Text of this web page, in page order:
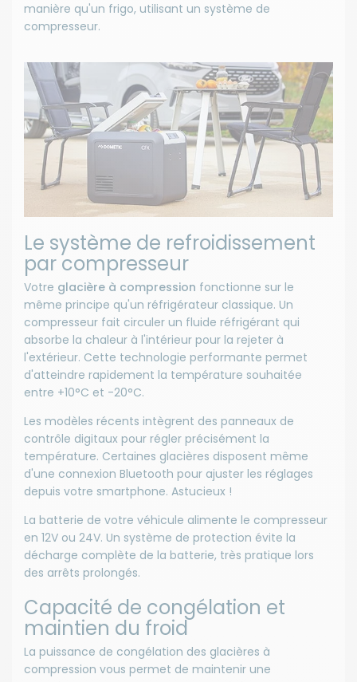
manière qu'un frigo, utilisant un système de
compresseur.
Le système de refroidissement
par compresseur
Votre glacière à compression fonctionne sur le
même principe qu'un réfrigérateur classique. Un
compresseur fait circuler un fluide réfrigérant qui
absorbe la chaleur à l'intérieur pour la rejeter à
l'extérieur. Cette technologie performante permet
d'atteindre rapidement la température souhaitée
entre +10°C et -20°C.
Les modèles récents intègrent des panneaux de
contrôle digitaux pour régler précisément la
température. Certaines glacières disposent même
d'une connexion Bluetooth pour ajuster les réglages
depuis votre smartphone. Astucieux !
La batterie de votre véhicule alimente le compresseur
en 12V ou 24V. Un système de protection évite la
décharge complète de la batterie, très pratique lors
des arrêts prolongés.
Capacité de congélation et
maintien du froid
La puissance de congélation des glacières à
compression vous permet de maintenir une